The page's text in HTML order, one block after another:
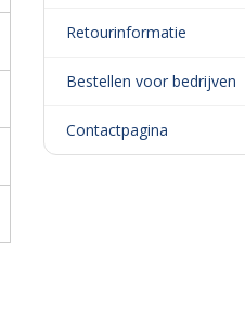
Retourinformatie
Bestellen voor bedrijven
Contactpagina